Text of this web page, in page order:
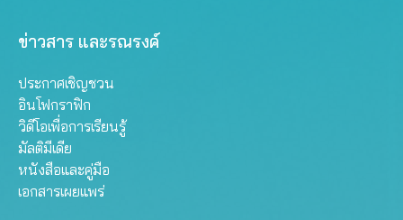
ข่าวสาร และรณรงค์
ประกาศเชิญชวน
อินโฟกราฟิก
วิดีโอเพื่อการเรียนรู้
มัลติมีเดีย
หนังสือและคู่มือ
เอกสารเผยแพร่